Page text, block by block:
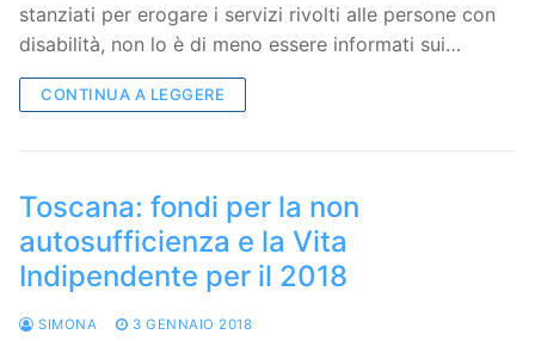
stanziati per erogare i servizi rivolti alle persone con
disabilità, non lo è di meno essere informati sui…
CONTINUA A LEGGERE
Toscana: fondi per la non
autosufficienza e la Vita
Indipendente per il 2018
SIMONA 3 GENNAIO 2018